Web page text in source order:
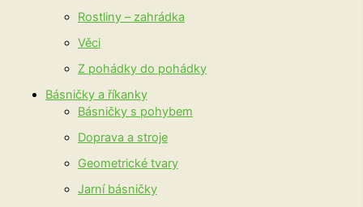
Rostliny – zahrádka
Věci
Z pohádky do pohádky
Básničky a říkanky
Básničky s pohybem
Doprava a stroje
Geometrické tvary
Jarní básničky